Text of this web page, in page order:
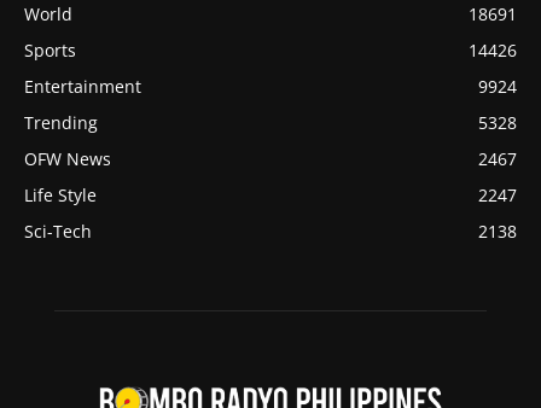
World
18691
Sports
14426
Entertainment
9924
Trending
5328
OFW News
2467
Life Style
2247
Sci-Tech
2138